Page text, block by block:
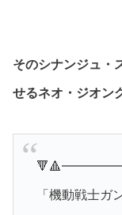
そのシナンジュ・
せるネオ・ジオン
「機動戦士ガ